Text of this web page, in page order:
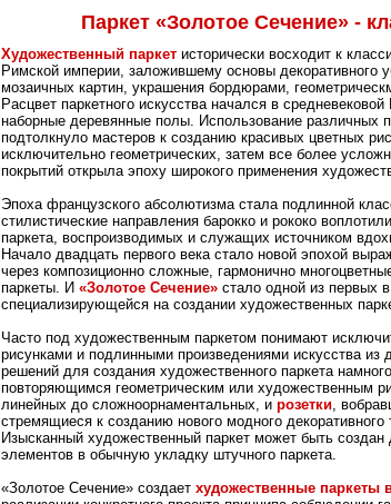
Паркет «Золотое Сечение» -
Художественный паркет исторически восходит к
Римской империи, заложившему основы декоративного
мозаичных картин, украшения бордюрами,
Расцвет паркетного искусства начался в
наборные деревянные полы. Использование различных
подтолкнуло мастеров к созданию красивых цветных
исключительно геометрических, затем все более
покрытий открыла эпоху широкого применения
Эпоха французского абсолютизма стала подлинной
стилистические направления барокко и рококо
паркета, воспроизводимых и служащих источником
Начало двадцать первого века стало новой эпохой
через композиционно сложные, гармонично
паркеты. И «Золотое Сечение» стало одной из первых
специализирующейся на создании художественных
Часто под художественным паркетом понимают
рисунками и подлинными произведениями искусства
решений для создания художественного паркета
повторяющимся геометрическим или художественным
линейных до сложноорнаментальных, и розетки,
стремящиеся к созданию нового модного
Изысканный художественный паркет может быть
элементов в обычную укладку штучного паркета.
«Золотое Сечение» создает художественные паркеты